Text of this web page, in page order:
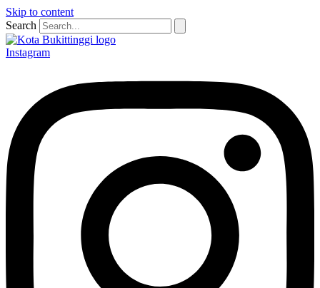
Skip to content
Search
Instagram